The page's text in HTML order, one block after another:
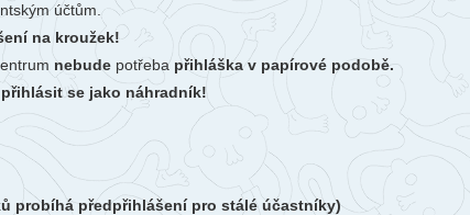
účtům.
na kroužek!
nebude potřeba přihláška v papírové podobě.
se jako náhradník!
probíhá předpřihlášení pro stálé účastníky)